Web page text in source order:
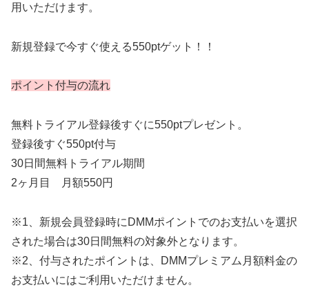
用いただけます。
新規登録で今すぐ使える550ptゲット！！
ポイント付与の流れ
無料トライアル登録後すぐに550ptプレゼント。
登録後すぐ550pt付与
30日間無料トライアル期間
2ヶ月目 月額550円
※1、新規会員登録時にDMMポイントでのお支払いを選択
された場合は30日間無料の対象外となります。
※2、付与されたポイントは、DMMプレミアム月額料金の
お支払いにはご利用いただけません。